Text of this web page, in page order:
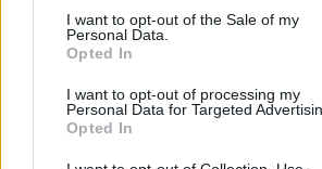
consent section.
I want to opt-out of the Sale of my
Personal Data.
Opted In
I want to opt-out of processing my
Personal Data for Targeted
Opted In
πρώην στελέχη κατά
αποχωρήσαμε για
«συγκεντρωτικό μοντέλο»
Το πολωμένο μελτέμι που
τις φωτιές σε Αττική και
ισχυρότερα επεισόδια
χρόνων»